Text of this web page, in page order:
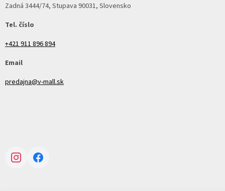
Zadná 3444/74, Stupava 90031, Slovensko
Tel. číslo
+421 911 896 894
Email
predajna@v-mall.sk
InstagramFacebook